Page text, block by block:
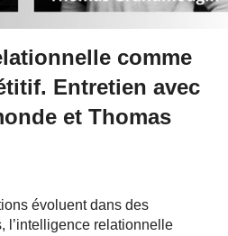
comme
Entretien avec
et Thomas
évoluent dans des
l’intelligence relationnelle